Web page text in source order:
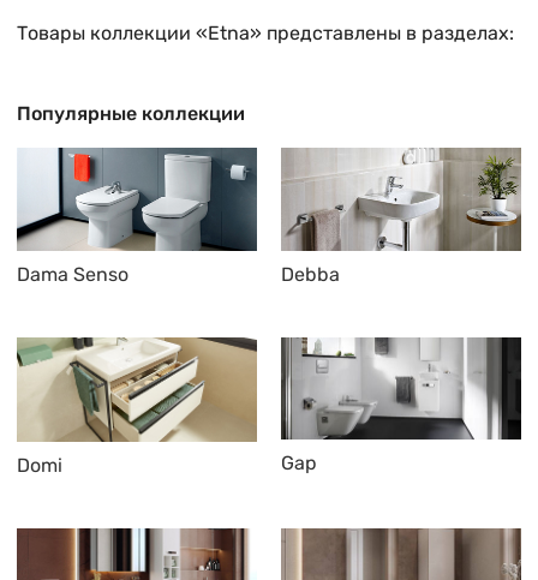
Товары коллекции «Etna» представлены в разделах:
Популярные коллекции
Dama Senso Debba
Domi Gap